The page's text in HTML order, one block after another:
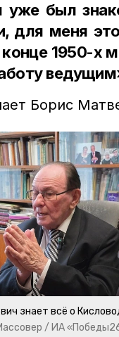
уже был
для меня
1950-х
Борис
знает всё о
/ ИА